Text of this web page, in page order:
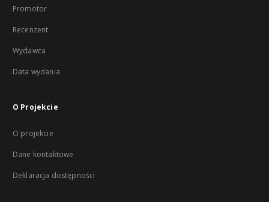
Promotor
Recenzent
Wydawca
Data wydania
O Projekcie
O projekcie
Dane kontaktowe
Deklaracja dostępności